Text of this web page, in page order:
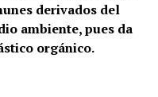
derivados del
ambiente, pues da
orgánico.